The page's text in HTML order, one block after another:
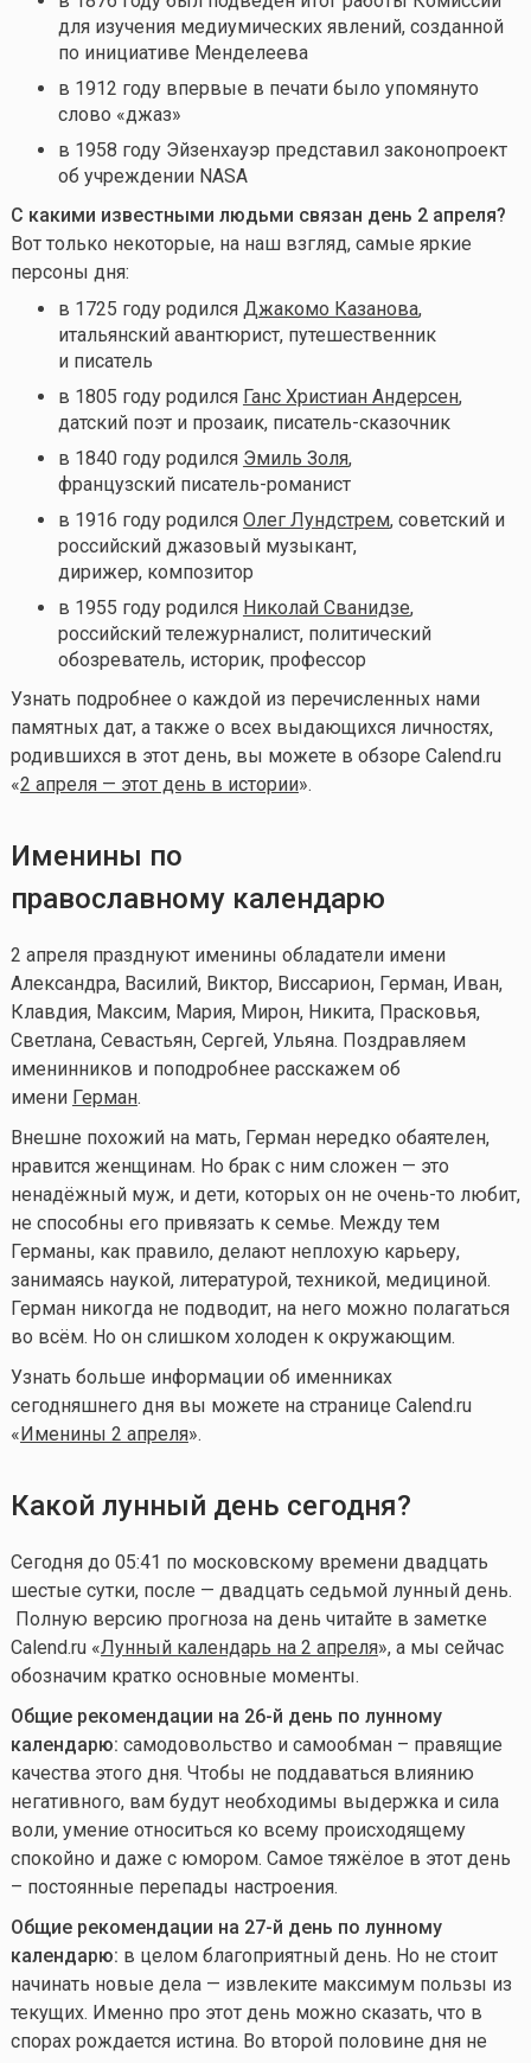
для изучения медиумических явлений, созданной
по инициативе Менделеева
в 1912 году впервые в печати было упомянуто
слово «джаз»
в 1958 году Эйзенхауэр представил законопроект
об учреждении NASA
С какими известными людьми связан день 2апреля?
Вот только некоторые, на наш взгляд, самые яркие
персоны дня:
в 1725 году родился Джакомо Казанова,
итальянский авантюрист, путешественник
и писатель
в 1805 году родился Ганс Христиан Андерсен,
датский поэт и прозаик, писатель-сказочник
в 1840 году родился Эмиль Золя,
французский писатель-романист
в 1916 году родился Олег Лундстрем, советский и
российский джазовый музыкант,
дирижер, композитор
в 1955 году родился Николай Сванидзе,
российский тележурналист, политический
обозреватель, историк, профессор
Узнать подробнее о каждой из перечисленных нами
памятных дат, а также о всех выдающихся личностях,
родившихся в этот день, вы можете в обзоре Calend.ru
«2 апреля — этот день в истории».
Именины по
православному календарю
2 апреля празднуют именины обладатели имени
Александра, Василий, Виктор, Виссарион, Герман, Иван,
Клавдия, Максим, Мария, Мирон, Никита, Прасковья,
Светлана, Севастьян, Сергей, Ульяна. Поздравляем
именинников и поподробнее расскажем об
имени Герман.
Внешне похожий на мать, Герман нередко обаятелен,
нравится женщинам. Но брак с ним сложен — это
ненадёжный муж, и дети, которых он не очень-то любит,
не способны его привязать к семье. Между тем
Германы, как правило, делают неплохую карьеру,
занимаясь наукой, литературой, техникой, медициной.
Герман никогда не подводит, на него можно полагаться
во всём. Но он слишком холоден к окружающим.
Узнать больше информации об именниках
сегодняшнего дня вы можете на странице Calend.ru
«Именины 2 апреля».
Какой лунный день сегодня?
Сегодня до 05:41 по московскому времени двадцать
шестые сутки, после — двадцать седьмой лунный день.
Полную версию прогноза на день читайте в заметке
Calend.ru «Лунный календарь на 2 апреля», а мы сейчас
обозначим кратко основные моменты.
Общие рекомендации на 26-й день по лунному
календарю: самодовольство и самообман – правящие
качества этого дня. Чтобы не поддаваться влиянию
негативного, вам будут необходимы выдержка и сила
воли, умение относиться ко всему происходящему
спокойно и даже с юмором. Самое тяжёлое в этот день
– постоянные перепады настроения.
Общие рекомендации на 27-й день по лунному
календарю: в целом благоприятный день. Но не стоит
начинать новые дела — извлеките максимум пользы из
текущих. Именно про этот день можно сказать, что в
спорах рождается истина. Во второй половине дня не